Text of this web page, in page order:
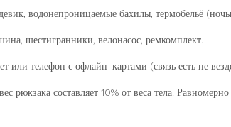
водонепроницаемые бахилы, термобельё
шестигранники, велонасос, ремкомплект.
или телефон с офлайн-картами (связь есть не
рюкзака составляет 10% от веса тела.